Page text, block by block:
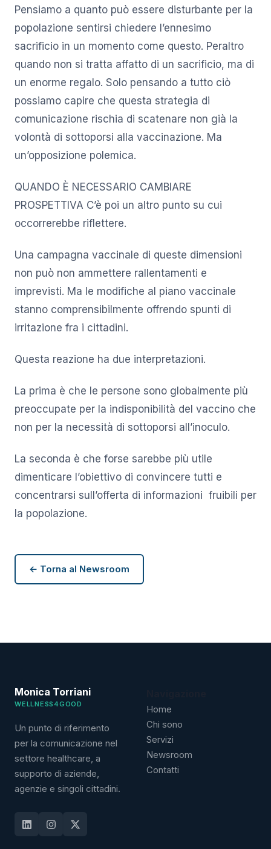
Pensiamo a quanto può essere disturbante per la
popolazione sentirsi chiedere l’ennesimo
sacrificio in un momento come questo. Peraltro
quando non si tratta affatto di un sacrificio, ma di
un enorme regalo. Solo pensando a tutto ciò
possiamo capire che questa strategia di
comunicazione rischia di scatenare non già la
volontà di sottoporsi alla vaccinazione. Ma
un’opposizione polemica.
QUANDO È NECESSARIO CAMBIARE
PROSPETTIVA C’è poi un altro punto su cui
occorrerebbe riflettere.
Una campagna vaccinale di queste dimensioni
non può non ammettere rallentamenti e
imprevisti. Ma le modifiche al piano vaccinale
stanno comprensibilmente offrendo spunti di
irritazione fra i cittadini.
Questa reazione ha due interpretazioni.
La prima è che le persone sono globalmente più
preoccupate per la indisponibilità del vaccino che
non per la necessità di sottoporsi all’inoculo.
La seconda è che forse sarebbe più utile
dimenticare l’obiettivo di convincere tutti e
concentrarsi sull’offerta di informazioni fruibili per
la popolazione.
← Torna al Newsroom
Monica Torriani
WELLNESS4GOOD
Un punto di riferimento
per la comunicazione nel
settore healthcare, a
supporto di aziende,
agenzie e singoli cittadini.
Home
Chi sono
Servizi
Newsroom
Contatti